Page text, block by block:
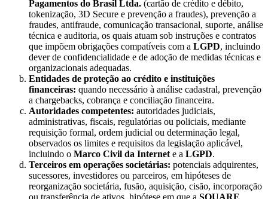
Pagamentos do Brasil Ltda. (cartão de crédito e débito,
tokenização, 3D Secure e prevenção a fraudes), prevenção a
fraudes, antifraude, comunicação transacional, suporte, análise
técnica e auditoria, os quais atuam sob instruções e contratos
que impõem obrigações compatíveis com a LGPD, incluindo
dever de confidencialidade e de adoção de medidas técnicas e
organizacionais adequadas.
Entidades de proteção ao crédito e instituições
financeiras: quando necessário à análise cadastral, prevenção
a chargebacks, cobrança e conciliação financeira.
Autoridades competentes: autoridades judiciais,
administrativas, fiscais, regulatórias ou policiais, mediante
requisição formal, ordem judicial ou determinação legal,
observados os limites e requisitos da legislação aplicável,
incluindo o Marco Civil da Internet e a LGPD.
Terceiros em operações societárias: potenciais adquirentes,
sucessores, investidores ou parceiros, em hipóteses de
reorganização societária, fusão, aquisição, cisão, incorporação
ou transferência de ativos, hipótese em que a SQUARE